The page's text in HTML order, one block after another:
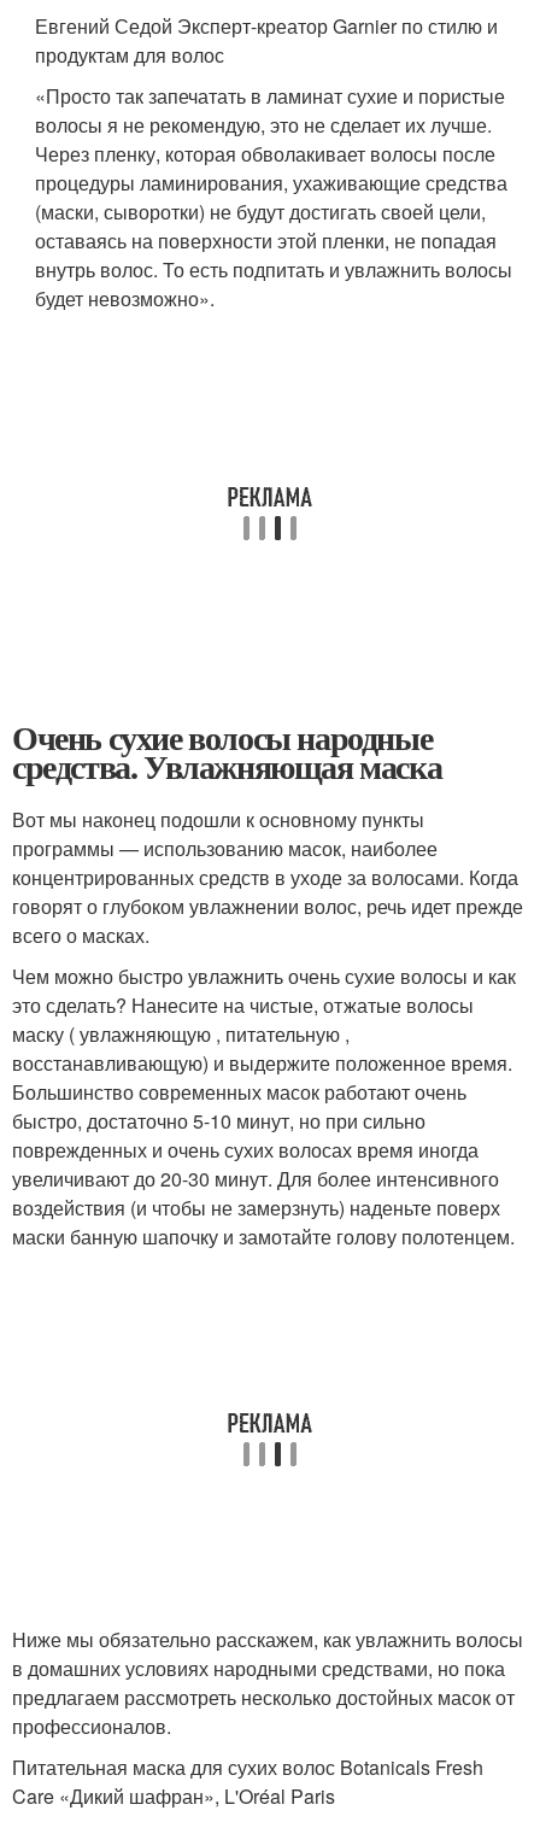
Евгений Седой Эксперт-креатор Garnier по стилю и
продуктам для волос
«Просто так запечатать в ламинат сухие и пористые
волосы я не рекомендую, это не сделает их лучше.
Через пленку, которая обволакивает волосы после
процедуры ламинирования, ухаживающие средства
(маски, сыворотки) не будут достигать своей цели,
оставаясь на поверхности этой пленки, не попадая
внутрь волос. То есть подпитать и увлажнить волосы
будет невозможно».
Очень сухие волосы народные
средства. Увлажняющая маска
Вот мы наконец подошли к основному пункты
программы — использованию масок, наиболее
концентрированных средств в уходе за волосами. Когда
говорят о глубоком увлажнении волос, речь идет прежде
всего о масках.
Чем можно быстро увлажнить очень сухие волосы и как
это сделать? Нанесите на чистые, отжатые волосы
маску ( увлажняющую , питательную ,
восстанавливающую) и выдержите положенное время.
Большинство современных масок работают очень
быстро, достаточно 5-10 минут, но при сильно
поврежденных и очень сухих волосах время иногда
увеличивают до 20-30 минут. Для более интенсивного
воздействия (и чтобы не замерзнуть) наденьте поверх
маски банную шапочку и замотайте голову полотенцем.
Ниже мы обязательно расскажем, как увлажнить волосы
в домашних условиях народными средствами, но пока
предлагаем рассмотреть несколько достойных масок от
профессионалов.
Питательная маска для сухих волос Botanicals Fresh
Care «Дикий шафран», L'Oréal Paris